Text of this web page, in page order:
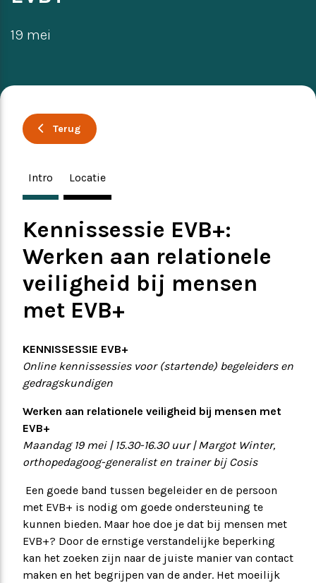
Ervaringsverhalen
Symposium
Partners
19 mei
Terug
Intro Locatie
Kennissessie EVB+:
Werken aan relationele
veiligheid bij mensen
met EVB+
KENNISSESSIE EVB+
Online kennissessies voor (startende) begeleiders en
gedragskundigen
Werken aan relationele veiligheid bij mensen met
EVB+
Maandag 19 mei | 15.30-16.30 uur | Margot Winter,
orthopedagoog-generalist en trainer bij Cosis
Een goede band tussen begeleider en de persoon
met EVB+ is nodig om goede ondersteuning te
kunnen bieden. Maar hoe doe je dat bij mensen met
EVB+? Door de ernstige verstandelijke beperking
kan het zoeken zijn naar de juiste manier van contact
maken en het begrijpen van de ander. Het moeilijk